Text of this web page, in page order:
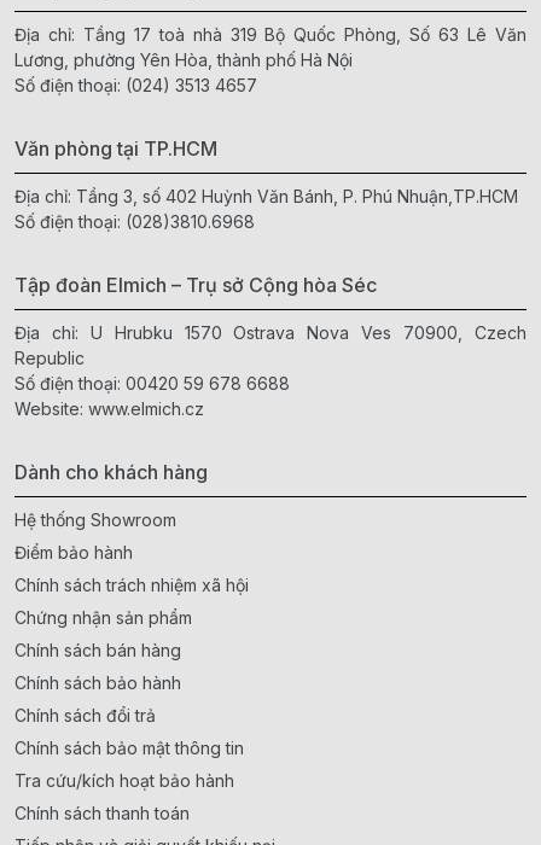
Địa chỉ: Tầng 17 toà nhà 319 Bộ Quốc Phòng, Số 63 Lê Văn
Lương, phường Yên Hòa, thành phố Hà Nội
Số điện thoại: (024) 3513 4657
Văn phòng tại TP.HCM
Địa chỉ: Tầng 3, số 402 Huỳnh Văn Bánh, P. Phú Nhuận,TP.HCM
Số điện thoại: (028)3810.6968
Tập đoàn Elmich – Trụ sở Cộng hòa Séc
Địa chỉ: U Hrubku 1570 Ostrava Nova Ves 70900, Czech
Republic
Số điện thoại: 00420 59 678 6688
Website: www.elmich.cz
Dành cho khách hàng
Hệ thống Showroom
Điểm bảo hành
Chính sách trách nhiệm xã hội
Chứng nhận sản phẩm
Chính sách bán hàng
Chính sách bảo hành
Chính sách đổi trả
Chính sách bảo mật thông tin
Tra cứu/kích hoạt bảo hành
Chính sách thanh toán